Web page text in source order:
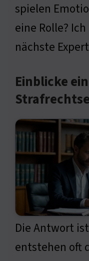
spielen
eine Rolle?
nächste
Einblicke
Die Antwort
entstehen oft